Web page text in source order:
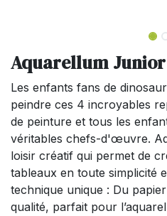
Aquarellum
Les enfants fans de
peindre ces 4 incroyables
de peinture et tous les
véritables chefs-d'œuvre.
loisir créatif qui permet de
tableaux en toute simplicité
technique unique : Du
qualité, parfait pour